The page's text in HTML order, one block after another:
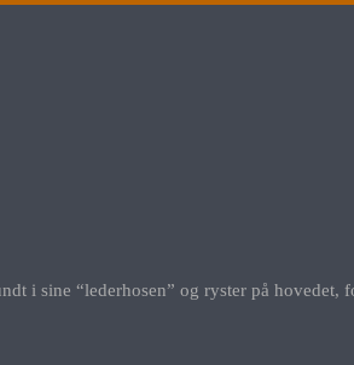
sine “lederhosen” og ryster på hovedet,